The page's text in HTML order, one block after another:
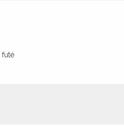
de
futé